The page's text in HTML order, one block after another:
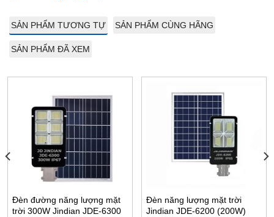
SẢN PHẨM TƯƠNG TỰ SẢN PHẨM CÙNG HÃNG
SẢN PHẨM ĐÃ XEM
Đèn đường năng lượng mặt
trời 300W Jindian JDE-6300
Đèn năng lượng mặt trời
Jindian JDE-6200 (200W)